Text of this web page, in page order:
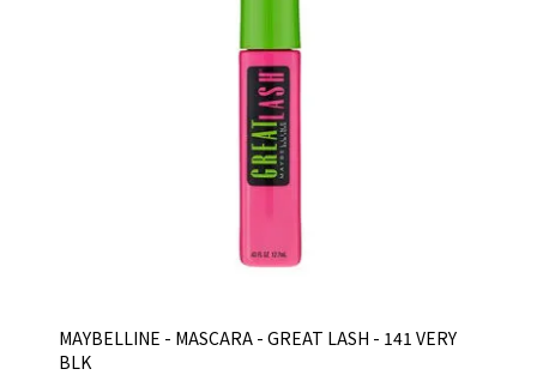
MAYBELLINE - MASCARA - GREAT LASH - 141 VERY
BLK